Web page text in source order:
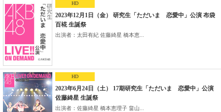
HD
2023年12月1日（金） 研究生「ただいま 恋愛中」公演 布袋
百椛 生誕祭
出演者：太田有紀 佐藤綺星 橋本恵...
HD
2023年6月24日（土） 17期研究生「ただいま 恋愛中」公演
佐藤綺星 生誕祭
出演者：佐藤綺星 橋本恵理子 畠山...